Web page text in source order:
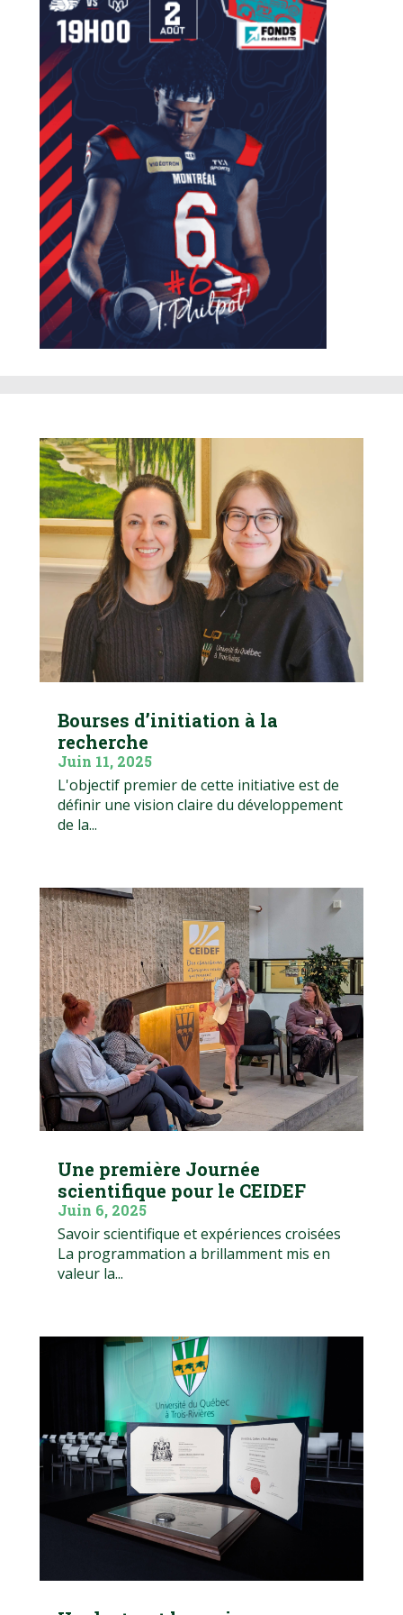
Bourses d’initiation à la
recherche
Juin 11, 2025
L'objectif premier de cette initiative est de
définir une vision claire du développement
de la...
Une première Journée
scientifique pour le CEIDEF
Juin 6, 2025
Savoir scientifique et expériences croisées
La programmation a brillamment mis en
valeur la...